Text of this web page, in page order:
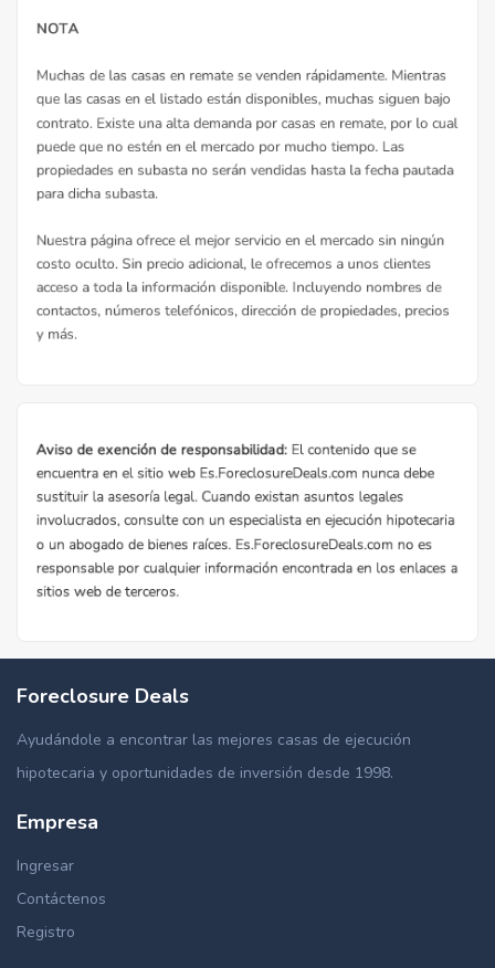
Foreclosure Deals
Ayudándole a encontrar las mejores casas de ejecución
hipotecaria y oportunidades de inversión desde 1998.
Empresa
Ingresar
Contáctenos
Registro